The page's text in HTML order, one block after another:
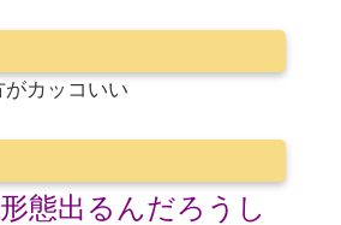
がカッコいい
態出るんだろうし